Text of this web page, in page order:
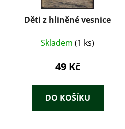
Děti z hliněné vesnice
Skladem (1 ks)
49 Kč
DO KOŠÍKU